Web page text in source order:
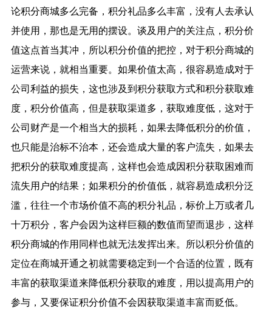
论积分商城多么完备，积分礼品多么丰富，没有人去承认
并使用，那也是无用的摆设。谈及用户的关注点，积分价
值这点首当其冲，所以积分价值的把控，对于积分商城的
运营来说，就相当重要。如果价值太高，很容易造成对于
公司利益的损失，这也涉及到积分获取方式和积分获取难
度，积分价值高，但是获取渠道多，获取难度低，这对于
公司财产是一个相当大的损耗，如果去降低积分的价值，
也只能是治标不治本，还会造成大量的客户流失，如果去
把积分的获取难度提高，这样也会造成因积分获取困难而
流失用户的结果；如果积分的价值低，就容易造成积分泛
滥，往往一个市场价值不高的积分礼品，标价上万或者几
十万积分，客户会因为这样巨额的数值而望而退步，这样
积分商城的作用同样也就无法发挥出来。所以积分价值的
定位在商城开通之初就需要稳定到一个合适的位置，既有
丰富的获取渠道来降低积分获取的难度，用以提高用户的
参与，又要保证积分价值不会因获取渠道丰富而贬低。